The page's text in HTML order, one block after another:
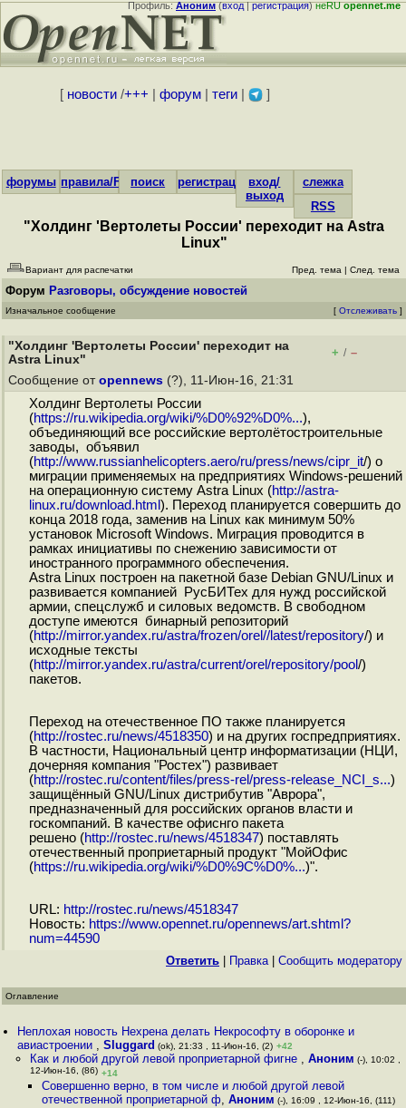
Профиль:Аноним(вход|регистрация)неRUopennet.me
[ новости/+++ форум| теги| ]
форумы правила/FAQпоиск регистрациявход/
выход
слежка
RSS
"Холдинг 'Вертолеты России' переходит на Astra
Linux"
Вариант для распечатки Пред. тема | След. тема
Форум Разговоры, обсуждение новостей
Изначальное сообщение [ Отслеживать ]
"Холдинг 'Вертолеты России' переходит на
Astra Linux"
+ / –
Сообщение от opennews (?), 11-Июн-16, 21:31
Холдинг Вертолеты России
(https://ru.wikipedia.org/wiki/%D0%92%D0%...),
объединяющий все российские вертолётостроительные
заводы, объявил
(http://www.russianhelicopters.aero/ru/press/news/cipr_it/) о
миграции применяемых на предприятиях Windows-решений
на операционную систему Astra Linux (http://astra-
linux.ru/download.html ). Переход планируется совершить до
конца 2018 года, заменив на Linux как минимум 50%
установок Microsoft Windows. Миграция проводится в
рамках инициативы по снежению зависимости от
иностранного программного обеспечения.
Astra Linux построен на пакетной базе Debian GNU/Linux и
развивается компанией РусБИТех для нужд российской
армии, спецслужб и силовых ведомств. В свободном
доступе имеются бинарный репозиторий
(http://mirror.yandex.ru/astra/frozen/orel//latest/repository/) и
исходные тексты
(http://mirror.yandex.ru/astra/current/orel/repository/pool/)
пакетов.
Переход на отечественное ПО также планируется
(http://rostec.ru/news/4518350) и на других госпредприятиях.
В частности, Национальный центр информатизации (НЦИ,
дочерняя компания "Ростех") развивает
(http://rostec.ru/content/files/press-rel/press-release_NCI_s...)
защищённый GNU/Linux дистрибутив "Аврора",
предназначенный для российских органов власти и
госкомпаний. В качестве офиснго пакета
решено (http://rostec.ru/news/4518347) поставлять
отечественный проприетарный продукт "МойОфис
(https://ru.wikipedia.org/wiki/%D0%9C%D0%...)".
URL: http://rostec.ru/news/4518347
Новость: https://www.opennet.ru/opennews/art.shtml?
num=44590
Ответить Правка| Cообщить модератору
Оглавление
Неплохая новость Нехрена делать Некрософту в оборонке и
авиастроении ,Sluggard (ok), 21:33 , 11-Июн-16, (2) +42
Как и любой другой левой проприетарной фигне , Аноним (-), 10:02 ,
12-Июн-16, (86) +14
Совершенно верно, в том числе и любой другой левой
отечественной проприетарной ф, Аноним (-), 16:09 , 12-Июн-16, (111)